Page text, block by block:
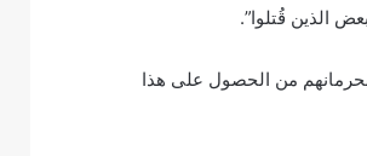
الذين قُتلوا”.
بحرمانهم من الحصول على هذا